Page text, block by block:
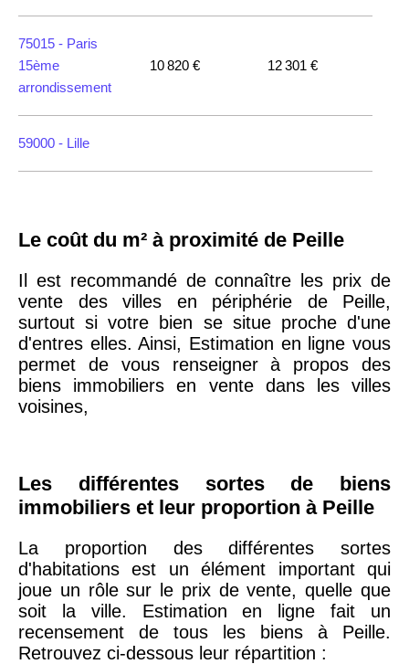
75015 - Paris
15ème
arrondissement
10 820 € 12 301 €
59000 - Lille
18ème
arrondissement
10 114 € 11 322 €
75020 -Paris
20ème
arrondissement
9 623 € 11 141 €
19ème
arrondissement
9 231 € 10 415 €
51100 - Reims 3 036 € 2 667 €
75013 -Paris
13ème
arrondissement
10 073 € 11 085 €
Le coût du m² à proximité de Peille
Il est recommandé de connaître les prix de
vente des villes en périphérie de Peille,
surtout si votre bien se situe proche d'une
d'entres elles. Ainsi, Estimation en ligne vous
permet de vous renseigner à propos des
biens immobiliers en vente dans les villes
voisines,
Les différentes sortes de biens
immobiliers et leur proportion à Peille
La proportion des différentes sortes
d'habitations est un élément important qui
joue un rôle sur le prix de vente, quelle que
soit la ville. Estimation en ligne fait un
recensement de tous les biens à Peille.
Retrouvez ci-dessous leur répartition :